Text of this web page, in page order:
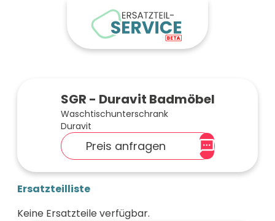
SGR - Duravit Badmöbel
Waschtischunterschrank
Duravit
Preis anfragen
Ersatzteilliste
Keine Ersatzteile verfügbar.